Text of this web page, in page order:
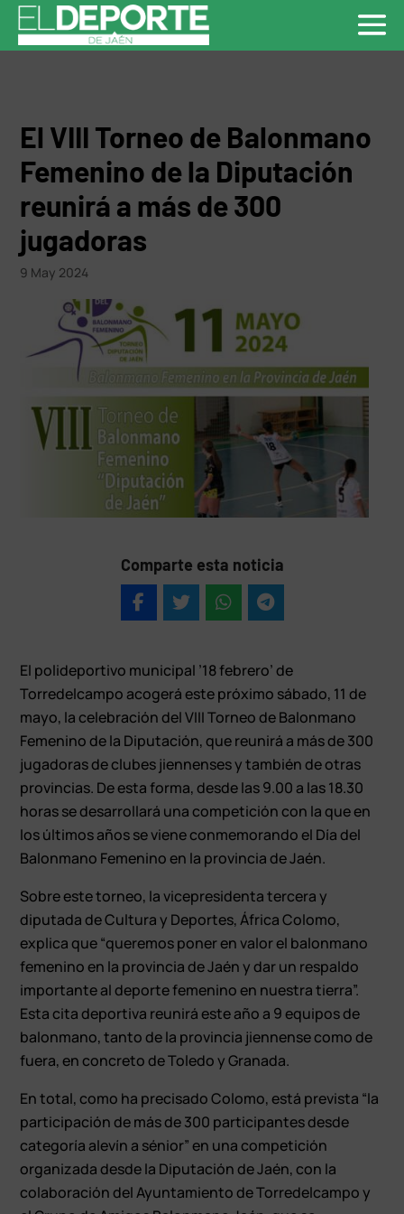
El VIII Torneo de Balonmano
Femenino de la Diputación
reunirá a más de 300
jugadoras
9 May 2024
Comparte esta noticia
El polideportivo municipal ’18 febrero’ de
Torredelcampo acogerá este próximo sábado, 11 de
mayo, la celebración del VIII Torneo de Balonmano
Femenino de la Diputación, que reunirá a más de 300
jugadoras de clubes jiennenses y también de otras
provincias. De esta forma, desde las 9.00 a las 18.30
horas se desarrollará una competición con la que en
los últimos años se viene conmemorando el Día del
Balonmano Femenino en la provincia de Jaén.
Sobre este torneo, la vicepresidenta tercera y
diputada de Cultura y Deportes, África Colomo,
explica que “queremos poner en valor el balonmano
femenino en la provincia de Jaén y dar un respaldo
importante al deporte femenino en nuestra tierra”.
Esta cita deportiva reunirá este año a 9 equipos de
balonmano, tanto de la provincia jiennense como de
fuera, en concreto de Toledo y Granada.
En total, como ha precisado Colomo, está prevista “la
participación de más de 300 participantes desde
categoría alevín a sénior” en una competición
organizada desde la Diputación de Jaén, con la
colaboración del Ayuntamiento de Torredelcampo y